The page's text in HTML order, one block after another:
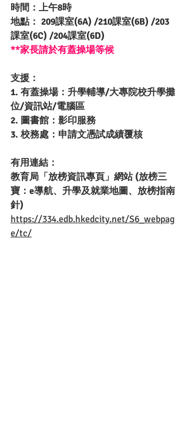
時間：上午8時
地點： 209課室(6A) /210課室(6B) /203
課室(6C) /204課室(6D)
**家長請於有蓋操場等候
支援：
1. 有蓋操場：升學輔導/大專院校升學攤
位/資訊站/電腦區
2. 圖書館：影印服務
3. 校務處：申請文憑試成績覆核
有用連結：
教育局「放榜資訊專頁」網站 (放榜三
寶：e導航、升學及就業地圖、放榜指南
針)
https://334.edb.hkedcity.net/S6_webpag
e/tc/